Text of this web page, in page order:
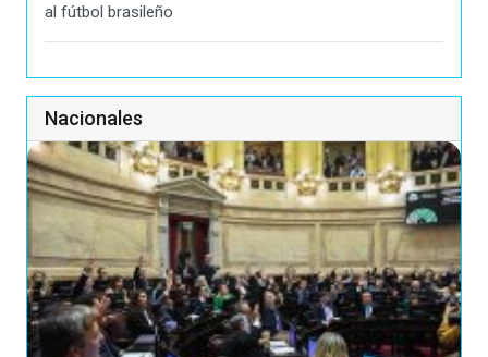
al fútbol brasileño
Nacionales